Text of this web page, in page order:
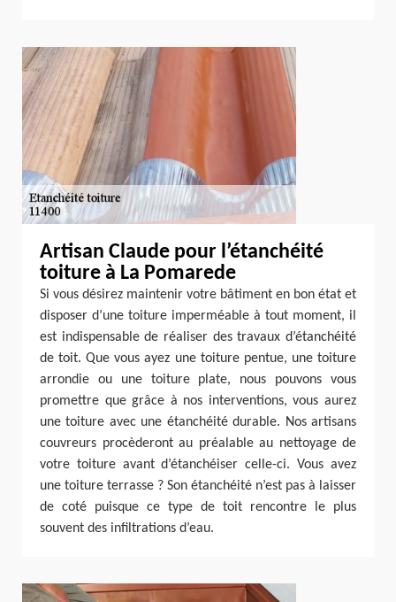
Artisan Claude pour l’étanchéité
toiture à La Pomarede
Si vous désirez maintenir votre bâtiment en bon état et
disposer d’une toiture imperméable à tout moment, il
est indispensable de réaliser des travaux d’étanchéité
de toit. Que vous ayez une toiture pentue, une toiture
arrondie ou une toiture plate, nous pouvons vous
promettre que grâce à nos interventions, vous aurez
une toiture avec une étanchéité durable. Nos artisans
couvreurs procèderont au préalable au nettoyage de
votre toiture avant d’étanchéiser celle-ci. Vous avez
une toiture terrasse ? Son étanchéité n’est pas à laisser
de coté puisque ce type de toit rencontre le plus
souvent des infiltrations d’eau.